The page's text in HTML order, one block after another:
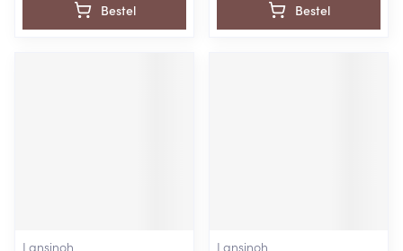
Bestel Bestel
Lansinoh Lansinoh